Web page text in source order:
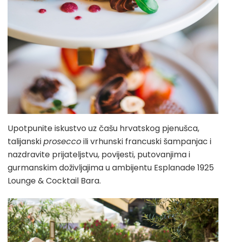
Upotpunite iskustvo uz čašu hrvatskog pjenušca,
talijanskiproseccoili vrhunski francuski šampanjac i
nazdravite prijateljstvu, povijesti, putovanjima i
gurmanskim doživljajima u ambijentu Esplanade 1925
Lounge & Cocktail Bara.